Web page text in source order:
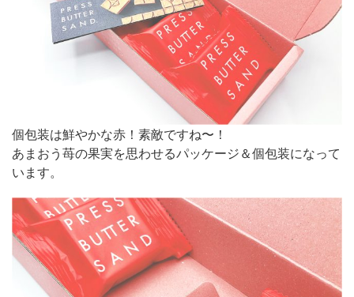
個包装は鮮やかな赤！素敵ですね〜！
あまおう苺の果実を思わせるパッケージ＆個包装になって
います。